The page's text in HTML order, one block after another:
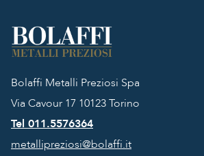
Bolaffi Metalli Preziosi Spa
Via Cavour 17 10123 Torino
Tel 011.5576364
metallipreziosi@bolaffi.it